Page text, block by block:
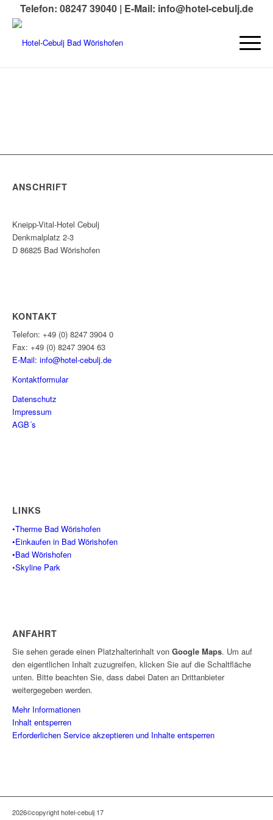
Telefon: 08247 39040 | E-Mail: info@hotel-cebulj.de
ANSCHRIFT
Kneipp-Vital-Hotel Cebulj
Denkmalplatz 2-3
D 86825 Bad Wörishofen
KONTAKT
Telefon: +49 (0) 8247 3904 0
Fax: +49 (0) 8247 3904 63
E-Mail: info@hotel-cebulj.de
Kontaktformular
Datenschutz
Impressum
AGB´s
LINKS
•Therme Bad Wörishofen
•Einkaufen in Bad Wörishofen
•Bad Wörishofen
•Skyline Park
ANFAHRT
Sie sehen gerade einen Platzhalterinhalt von Google Maps. Um auf
den eigentlichen Inhalt zuzugreifen, klicken Sie auf die Schaltfläche
unten. Bitte beachten Sie, dass dabei Daten an Drittanbieter
weitergegeben werden.
Mehr Informationen
Inhalt entsperren
Erforderlichen Service akzeptieren und Inhalte entsperren
2026©copyright hotel-cebulj 17